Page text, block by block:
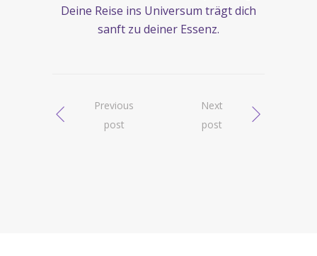
Deine Reise ins Universum trägt dich
sanft zu deiner Essenz.
Previous
post
Next
post